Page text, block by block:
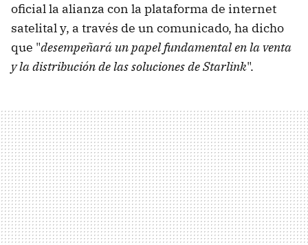
oficial la alianza con la plataforma de internet
satelital y, a través de un comunicado, ha dicho
que "desempeñará un papel fundamental en la venta
y la distribución de las soluciones de Starlink".